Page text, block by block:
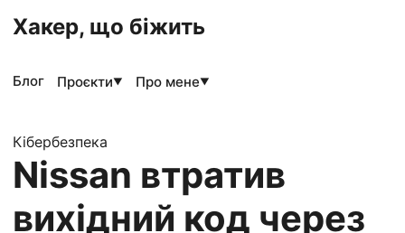
Хакер, що біжить
Блог Проєкти▼ Про мене▼
Кібербезпека
Nissan втратив
вихідний код через